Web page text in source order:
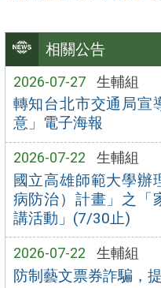
相關公告
2026-07-27 生輔組
轉知台北市交通局宣
意」電子海報
2026-07-22 生輔組
國立高雄師範大學辦
病防治）計畫」之「
講活動」(7/30止)
2026-07-22 生輔組
防制藝文票券詐騙，